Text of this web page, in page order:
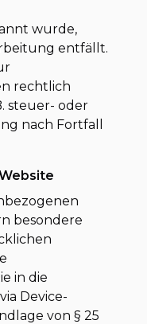
wurde,
entfällt.
rechtlich
steuer- oder
nach Fortfall
besondere
in die
Device-
von § 25